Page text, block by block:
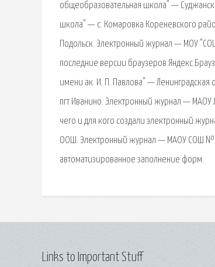
общеобразовательная школа" —
школа" — с. Комаровка Кореневского
Подольск. Электронный журнал — МОУ
последние версии браузеров
имени ак. И. П. Павлова" —
пгт Иванино. Электронный журнал —
чего и для кого создали электронный
ООШ. Электронный журнал — МАОУ СОШ № 5
автоматизированное заполнение форм.
Links to Important Stuff